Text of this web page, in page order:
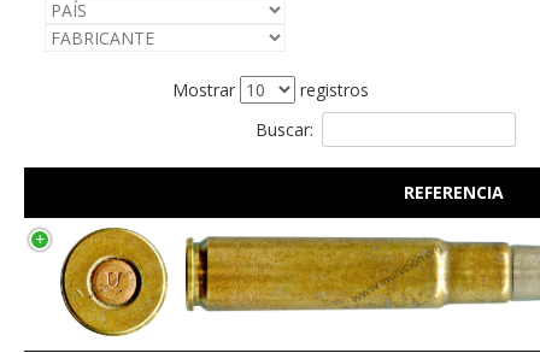
Mostrar
registros
Buscar:
REFERENCIA